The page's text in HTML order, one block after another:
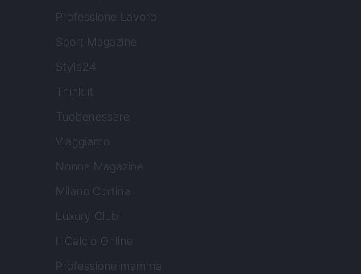
Professione Lavoro
Sport Magazine
Style24
Think.it
Tuobenessere
Viaggiamo
Nonne Magazine
Milano Cortina
Luxury Club
Il Calcio Online
Professione mamma